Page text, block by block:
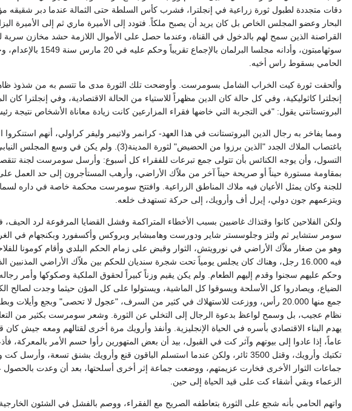
دقات متجددة لطبول ثورة زراعية في إنجلترا، فشرب كأس السلطة حتى الثمالة عندما دبر شقيقه
البحار وعضو المجلس الخاص بل كان يريد أن يصبح ملكاً. فتودد إلى الأميرة ماري ثم إلى الأميرة
القراصنة الذين سمح لهم بالدخول في القناة، وعندما حصل على الأموال اللازمة حشد مخازن سرية
سوثهامبتون، وأدانه
الحامي بسقوط راس أخيه.
وألحقت ثورة كيت الخراب الشامل بسومرست. وأوضحت تلك الثورة مدى ما تتسم به من شذوذ ظاهر،
إنجلترا كاثوليكية، وفي كل حالة كان الدين مظهراً للاستياء من الحالة الاقتصادية، وفي إنجلترا
البروتستانتي يقول: "في التجربة التي خاضها فقراء المزارعين كانت زيادة معاناة الأشخاص نتيجة
ومما يفاخر به رجال الدين البروتستانت في هذا العهد- كرانمر ولاتيمر وليفر كراولي، أنهم
باغتصاب الملاك الجدد "الذين برزوا من الحضيض"
التسول، وأن يوجه الكنائس بأن تتولى جمع تبرعات للفقراء كل أسبوع: وأرسل سومرست لجنة
بمقاومة مستورة حيناً أو صريحة حيناً آخر من ملاّك الأراضي، وأرهب المستأجرون إلى حد العمل
للجنة وكان يمثل الأعيان فيه ملاك المناطق الزراعية. وافتتح سومرست محكمة خاصة في داره لسماع
ويتزعمهم جون دولي، إيرل أف وأرويك، إلى حركة تستهدف خلعه.
ولكن الفلاحين كانوا وقتذاك غاضبين بسبب الأخطاء المتراكمة وفشل القضايا المرفوعة لرد
سومر ستشاير ثم ولتز وجلوسستر شاير ودورست وهامبشاير وبروكس وأكسفورد وبكنجهام في
وهو من صغار ملاّك الأراضي في نورويتش، الثوار وقبض على زمام الحكم البلدي وأقام كومونا
فيه 16.000 رجل، وهناك كان يجلس يومياً تحت شجرة سنديان للحكم بين ملاّك الأراضي
وحكم عليهم سجنوا وقدم إليهم الطعام. ولم يكن يقيم وزناً كبيراً لحقوق الملكية وصكوكها وأمر
الضياع، ويصادروا كل الأسلحة ويسوقوا كل الماشية، ويستولوا على كل المؤن حيثما وجدت لصالح
جمع منها 20.000 رأس، ووزعت للاستهلاك في كثير من السرف، "عجول لا تحصى" وبجع
نظام عجيب، بل وسمح لواعظ بدعوة الرجال إلى التخلي عن الثورة. وشعر سومرست بكثير من
يهدم البناء الاقتصادي بأسره في الحياة الإنجليزية. وأنفذ وأرويك مرة أخرى لقتالهم ومعه جيش
تكتيك وأرويك، وقتل 3500 ثائر، ولكن عندما استسلم الباقون قنع وأرويك بشنق
جماعات الثوار الأخرى فخارت عزيمتهم، ووضعت جماعة إثر أخرى أسلحتها، بعد أن وعدت
الزعماء وبقي أشقاء كت على قيد الحياة إلى حين.
واتهم الحامي بأنه شجع على الثورة بتعاطفه الصريح مع الفقراء، ووصم بالفشل في الشئون